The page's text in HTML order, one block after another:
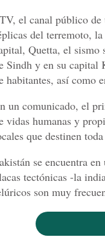
el canal público de
del terremoto,
Quetta, el sismo
Sindh y en su capital
habitantes, así como
un comunicado, el
vidas humanas y
que destinen
se encuentra
tectónicas -la
son muy